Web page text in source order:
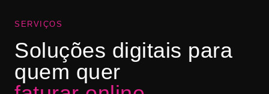
SERVIÇOS
Soluções digitais para
quem quer